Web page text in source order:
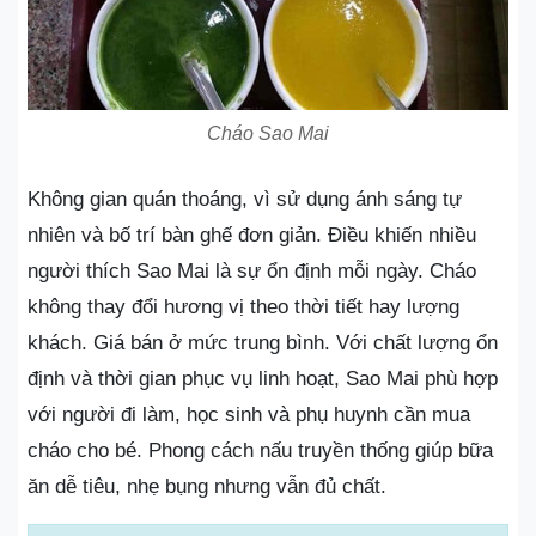
Cháo Sao Mai
Không gian quán thoáng, vì sử dụng ánh sáng tự
nhiên và bố trí bàn ghế đơn giản. Điều khiến nhiều
người thích Sao Mai là sự ổn định mỗi ngày. Cháo
không thay đổi hương vị theo thời tiết hay lượng
khách. Giá bán ở mức trung bình. Với chất lượng ổn
định và thời gian phục vụ linh hoạt, Sao Mai phù hợp
với người đi làm, học sinh và phụ huynh cần mua
cháo cho bé. Phong cách nấu truyền thống giúp bữa
ăn dễ tiêu, nhẹ bụng nhưng vẫn đủ chất.